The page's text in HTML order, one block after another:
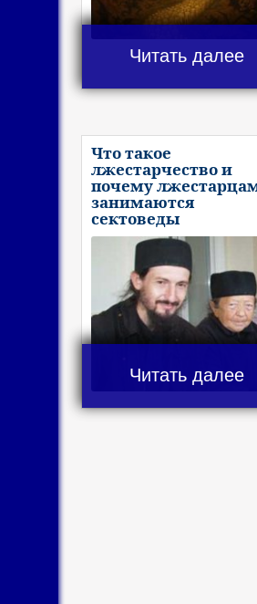
Читать далее
Что такое
лжестарчество и
почему
занимаются
сектоведы
Читать далее